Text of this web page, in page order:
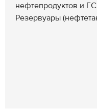
нефтепродуктов и
Резервуары